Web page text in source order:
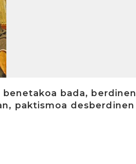
bada, berdinen
paktismoa desberdinen